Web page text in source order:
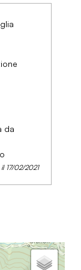
da
17/02/2021